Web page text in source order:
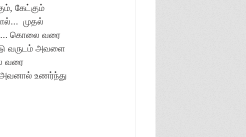
கேட்கும்
முதல்
கொலை வரை
வருடம் அவளை
வரை
அவனால் உணர்ந்து